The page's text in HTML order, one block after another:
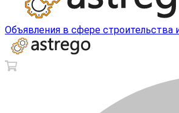
Объявления в сфере